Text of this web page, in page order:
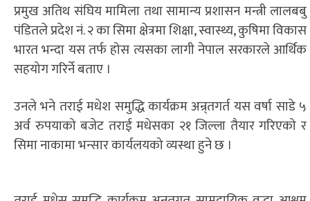
प्रमुख अतिथ संघिय मामिला तथा सामान्य प्रशासन मन्त्री लालबबु
पंडितले प्रदेश नं. २ का सिमा क्षेत्रमा शिक्षा, स्वास्थ्य, कुषिमा विकास
भारत भन्दा यस तर्फ होस त्यसका लागी नेपाल सरकारले आर्थिक
सहयोग गरिर्ने बताए ।
उनले भने तराई मधेश समुद्धि कार्यक्रम अन्र्तगर्त यस वर्षा साडे ५
अर्व रुपयाको बजेट तराई मधेसका २१ जिल्ला तैयार गरिएको र
सिमा नाकामा भन्सार कार्यलयको व्यस्था हुने छ ।